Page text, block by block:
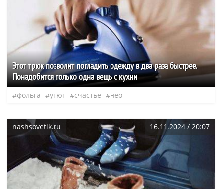
Этот трюк позволит погладить одежду в два раза быстрее.
Понадобится только одна вещь с кухни
фольга утюг счастье нео
nashsovetik.ru 16.11.2024 / 20:07